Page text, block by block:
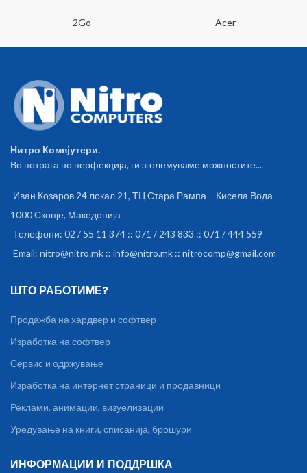
2Go Acer
Нитро Компјутери.
Во потрага по перфекција, ги зголемуваме можностите...
Иван Козаров 24 локал 21, ТЦ Стара Рампа – Кисела Вода
1000 Скопје, Македонија
Телефони: 02 / 55 11 374 :: 071 / 243 833 :: 071 / 444 559
Email: nitro@nitro.mk :: info@nitro.mk :: nitrocomp@gmail.com
ШТО РАБОТИМЕ?
Продажба на хардвер и софтвер
Изработка на софтвер
Сервис и одржување
Изработка на интернет страници и продавници
Реклами, анимации, визуелизации
Уредување на книги, списанија, брошури
ИНФОРМАЦИИ И ПОДДРШКА